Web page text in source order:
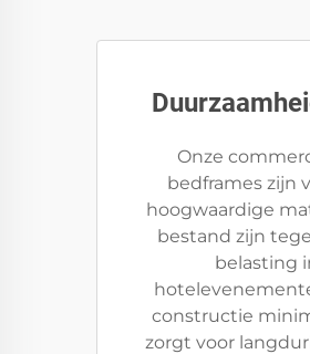
Onze
bedframes zijn
hoogwaardige
bestand zijn
belasting
constructie
zorgt voor